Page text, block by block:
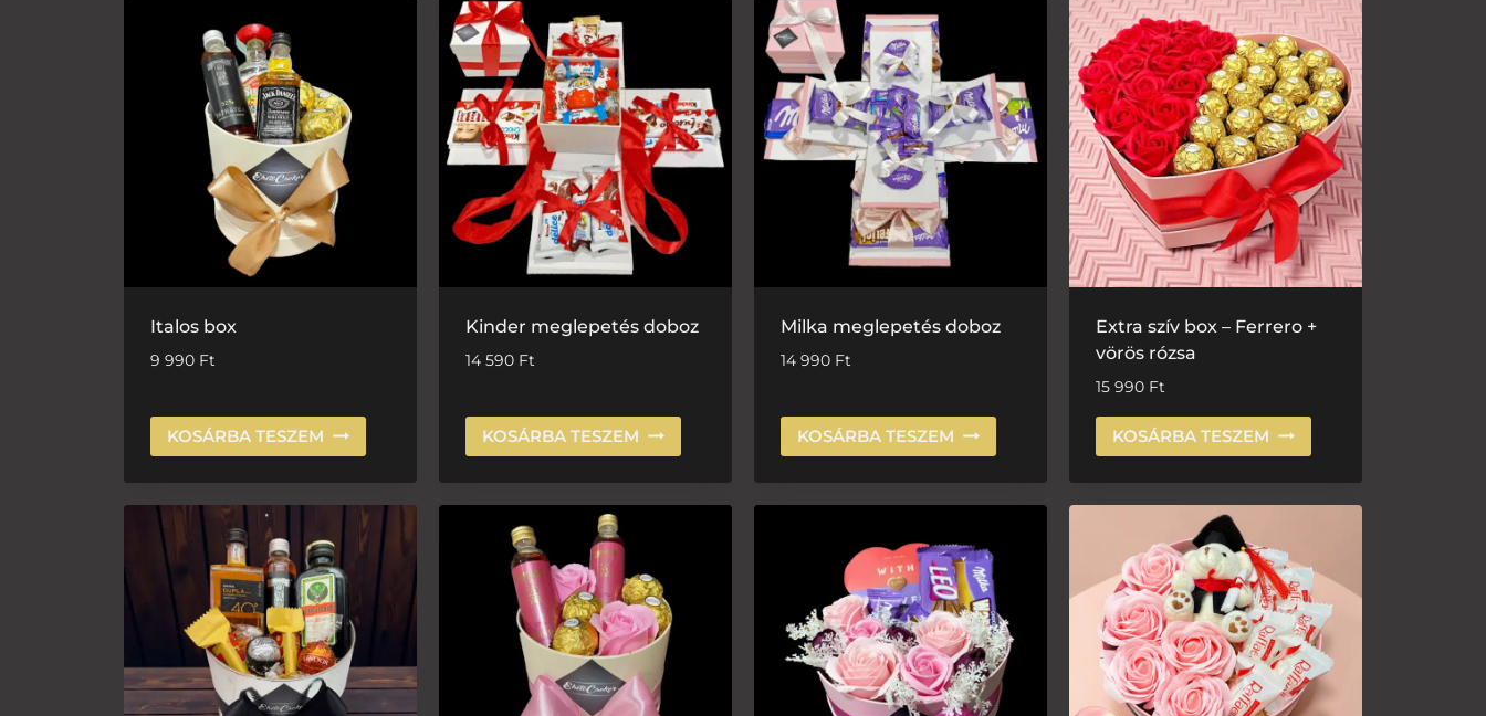
Italos box
9 990 Ft
KOSÁRBA TESZEM
Kinder meglepetés doboz
14 590 Ft
KOSÁRBA TESZEM
Milka meglepetés doboz
14 990 Ft
KOSÁRBA TESZEM
Extra szív box – Ferrero +
vörös rózsa
15 990 Ft
KOSÁRBA TESZEM